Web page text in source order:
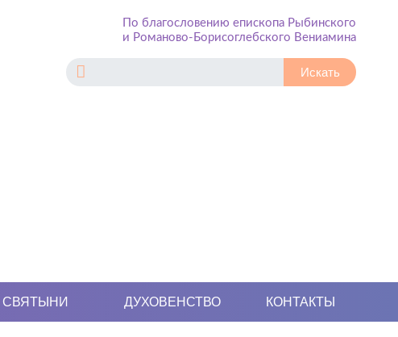
По благословению епископа Рыбинского
и Романово-Борисоглебского Вениамина
ДУХОВЕНСТВО КОНТАКТЫ